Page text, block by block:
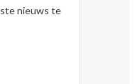
nieuws te